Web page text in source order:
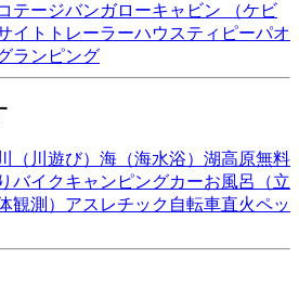
テージバンガローキャビン （ケビ
イト トレーラーハウスティピーパオ
ランピング
（川遊び） 海（海水浴） 湖高原無料
バイクキャンピングカーお風呂（立
観測） アスレチック 自転車直火ペッ